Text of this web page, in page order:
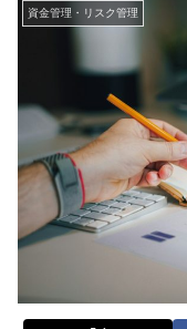
資金管理・リスク管理